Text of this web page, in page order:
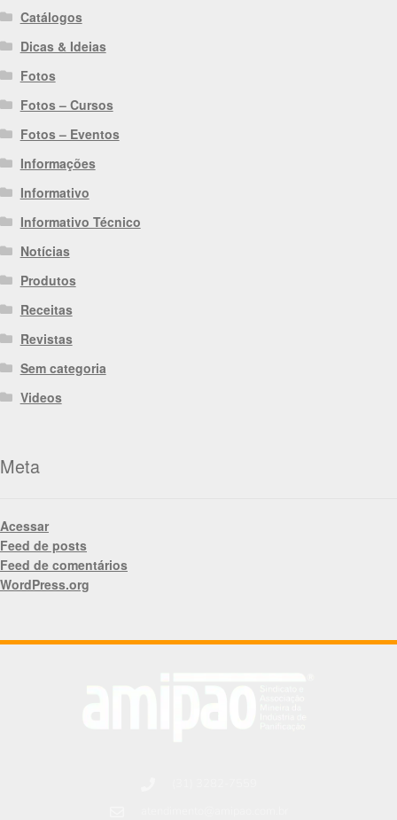
Catálogos
Dicas & Ideias
Fotos
Fotos – Cursos
Fotos – Eventos
Informações
Informativo
Informativo Técnico
Notícias
Produtos
Receitas
Revistas
Sem categoria
Videos
Meta
Acessar
Feed de posts
Feed de comentários
WordPress.org